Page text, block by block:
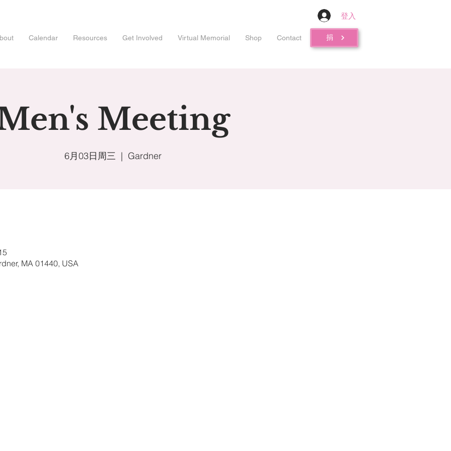
登入
Calendar Resources Get Involved Virtual Memorial Shop Contact 捐
Meeting
6月03日周三
  |
Gardner
MA 01440, USA